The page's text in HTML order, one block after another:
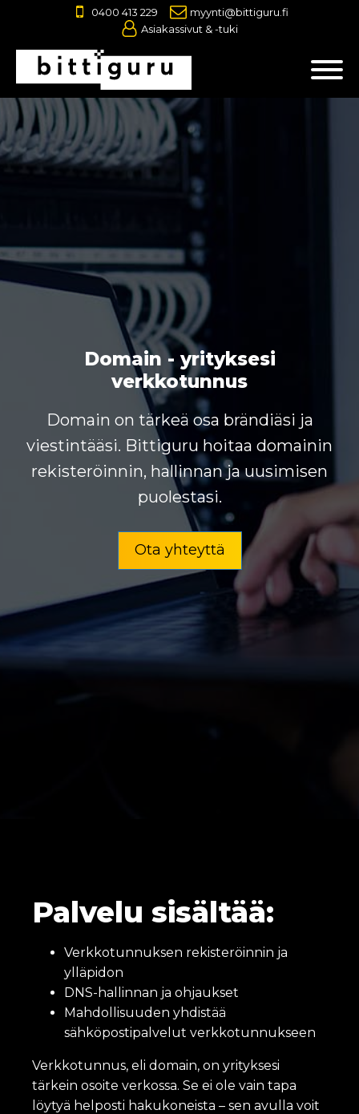
0400 413 229
myynti@bittiguru.fi
Asiakassivut & -tuki
Domain - yrityksesi
verkkotunnus
Domain on tärkeä osa brändiäsi ja
viestintääsi. Bittiguru hoitaa domainin
rekisteröinnin, hallinnan ja uusimisen
puolestasi.
Ota yhteyttä
Palvelu sisältää:
Verkkotunnuksen rekisteröinnin ja
ylläpidon
DNS-hallinnan ja ohjaukset
Mahdollisuuden yhdistää
sähköpostipalvelut verkkotunnukseen
Verkkotunnus, eli domain, on yrityksesi
tärkein osoite verkossa. Se ei ole vain tapa
löytyä helposti hakukoneista – sen avulla voit